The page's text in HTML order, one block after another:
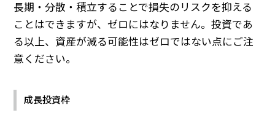
長期・分散・積立することで損失のリスクを抑える
ことはできますが、ゼロにはなりません。投資であ
る以上、資産が減る可能性はゼロではない点にご注
意ください。
成長投資枠